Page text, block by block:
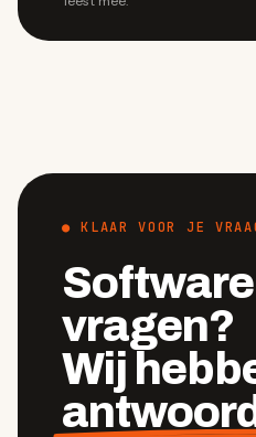
● KLAAR VOOR JE
Software
vragen?
Wij